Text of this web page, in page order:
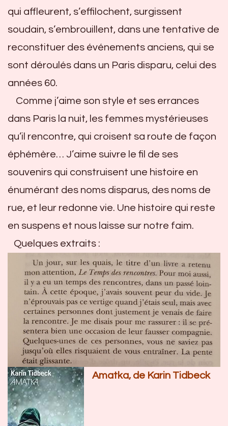
qui affleurent, s’effilochent, surgissent
soudain, s’embrouillent, dans une tentative de
reconstituer des événements anciens, qui se
sont déroulés dans un Paris disparu, celui des
années 60.
Comme j’aime son style et ses errances
dans Paris la nuit, les femmes mystérieuses
qu’il rencontre, qui croisent sa route de façon
éphémère… J’aime suivre le fil de ses
souvenirs qui construisent une histoire en
énumérant des noms disparus, des noms de
rue, et leur redonne vie. Une histoire qui reste
en suspens et nous laisse sur notre faim.
Quelques extraits :
Amatka, de Karin Tidbeck